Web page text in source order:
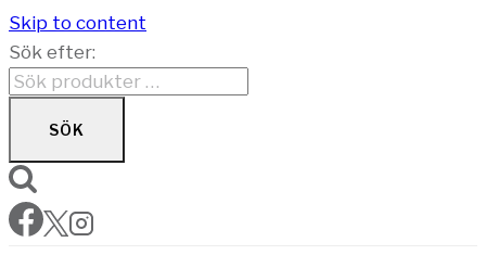
Skip to content
Sök efter:
SÖK